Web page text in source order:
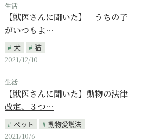
生活
【獣医さんに聞いた】「うちの子
がいつもよ…
犬
猫
2021/12/10
生活
【獣医さんに聞いた】動物の法律
改定、３つ…
ペット
動物愛護法
2021/10/6